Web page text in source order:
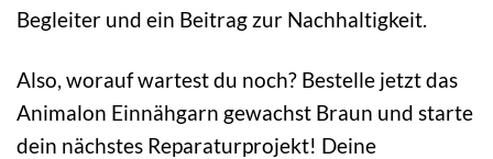
Begleiter und ein Beitrag zur Nachhaltigkeit.
Also, worauf wartest du noch? Bestelle jetzt das
Animalon Einnähgarn gewachst Braun und starte
dein nächstes Reparaturprojekt! Deine